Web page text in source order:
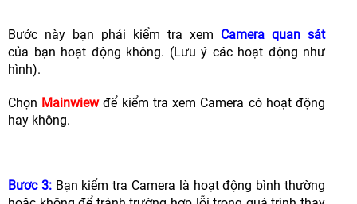
Bước này bạn phải kiểm tra xem Camera quan sát
của bạn hoạt động không. (Lưu ý các hoạt động như
hình).
Chọn Mainwiewđể kiểm tra xem Camera có hoạt động
hay không.
Bươc 3: Bạn kiểm tra Camera là hoạt động bình thường